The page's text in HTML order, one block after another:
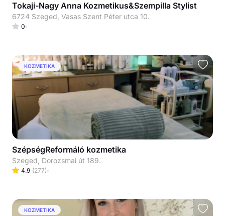
Tokaji-Nagy Anna Kozmetikus&Szempilla Stylist
6724 Szeged, Vasas Szent Péter utca 10.
0
KOZMETIKA
SzépségReformáló kozmetika
Szeged, Dorozsmai út 189.
4.9 (277)
KOZMETIKA